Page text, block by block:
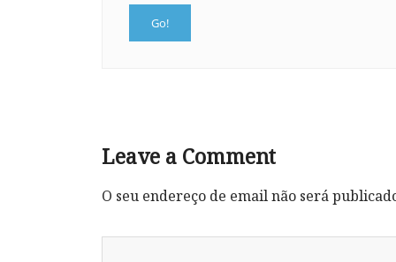
Leave a Comment
O seu endereço de email não será